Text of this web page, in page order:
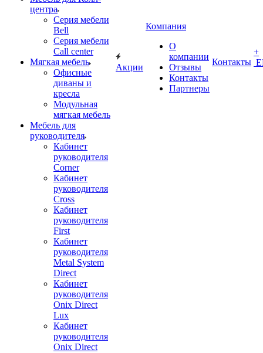
центра
Серия мебели
Bell
Серия мебели
Call center
Мягкая мебель
Офисные
диваны и
кресла
Модульная
мягкая мебель
Мебель для
руководителя
Кабинет
руководителя
Corner
Кабинет
руководителя
Cross
Кабинет
руководителя
First
Кабинет
руководителя
Metal System
Direct
Кабинет
руководителя
Onix Direct
Lux
Кабинет
руководителя
Onix Direct
Акции
Компания
О
компании
Отзывы
Контакты
Партнеры
Контакты
+